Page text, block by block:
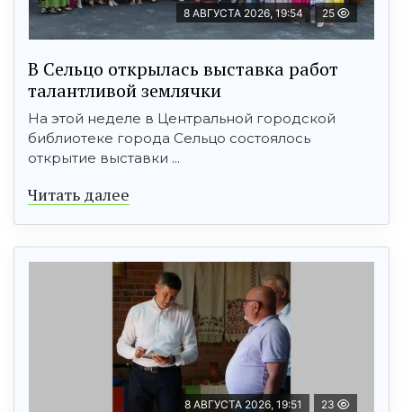
8 АВГУСТА 2026, 19:54 25
В Сельцо открылась выставка работ
талантливой землячки
На этой неделе в Центральной городской
библиотеке города Сельцо состоялось
открытие выставки ...
Читать далее
8 АВГУСТА 2026, 19:51 23